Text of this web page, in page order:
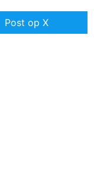
Post op X